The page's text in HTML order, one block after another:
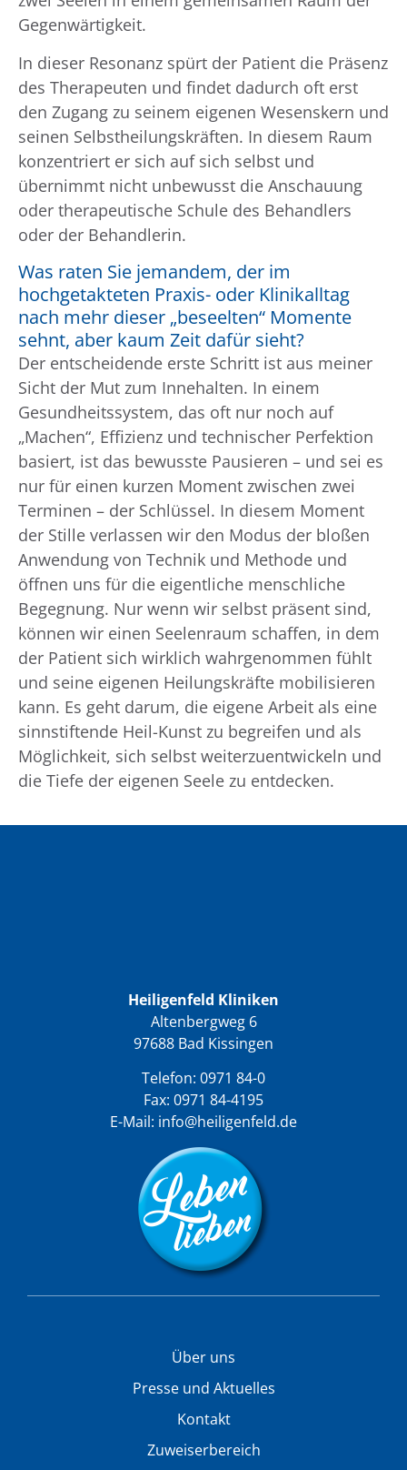
Gegenwärtigkeit.
In dieser Resonanz spürt der Patient die Präsenz
des Therapeuten und findet dadurch oft erst
den Zugang zu seinem eigenen Wesenskern und
seinen Selbstheilungskräften. In diesem Raum
konzentriert er sich auf sich selbst und
übernimmt nicht unbewusst die Anschauung
oder therapeutische Schule des Behandlers
oder der Behandlerin.
Was raten Sie jemandem, der im
hochgetakteten Praxis- oder Klinikalltag
nach mehr dieser „beseelten“ Momente
sehnt, aber kaum Zeit dafür sieht?
Der entscheidende erste Schritt ist aus meiner
Sicht der Mut zum Innehalten. In einem
Gesundheitssystem, das oft nur noch auf
„Machen“, Effizienz und technischer Perfektion
basiert, ist das bewusste Pausieren – und sei es
nur für einen kurzen Moment zwischen zwei
Terminen – der Schlüssel. In diesem Moment
der Stille verlassen wir den Modus der bloßen
Anwendung von Technik und Methode und
öffnen uns für die eigentliche menschliche
Begegnung. Nur wenn wir selbst präsent sind,
können wir einen Seelenraum schaffen, in dem
der Patient sich wirklich wahrgenommen fühlt
und seine eigenen Heilungskräfte mobilisieren
kann. Es geht darum, die eigene Arbeit als eine
sinnstiftende Heil-Kunst zu begreifen und als
Möglichkeit, sich selbst weiterzuentwickeln und
die Tiefe der eigenen Seele zu entdecken.
Heiligenfeld Kliniken
Altenbergweg 6
97688 Bad Kissingen
Telefon: 0971 84-0
Fax: 0971 84-4195
E-Mail: info@heiligenfeld.de
Über uns
Presse und Aktuelles
Kontakt
Zuweiserbereich